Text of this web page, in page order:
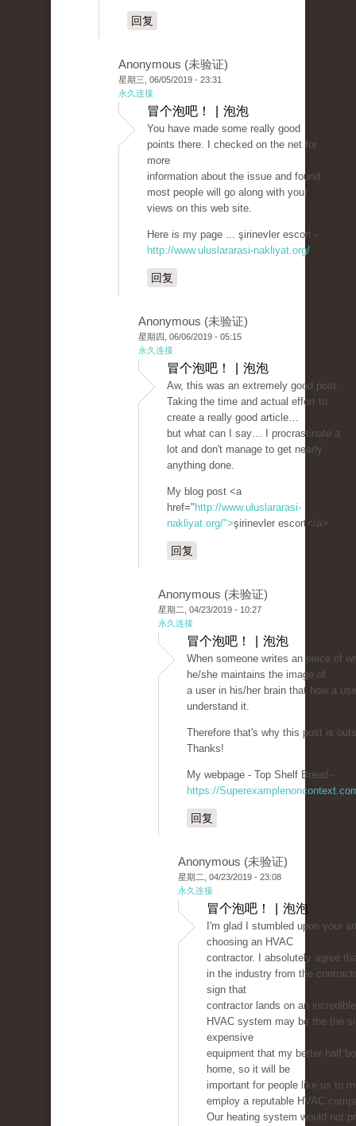
回复
Anonymous (未验证)
星期三, 06/05/2019 - 23:31
永久连接
冒个泡吧！ | 泡泡
You have made some really good
points there. I checked on the net for
more
information about the issue and found
most people will go along with your
views on this web site.
Here is my page ... şirinevler escort -
http://www.uluslararasi-nakliyat.org/
回复
Anonymous (未验证)
星期四, 06/06/2019 - 05:15
永久连接
冒个泡吧！ | 泡泡
Aw, this was an extremely good post.
Taking the time and actual effort to
create a really good article…
but what can I say… I procrastinate a
lot and don't manage to get nearly
anything done.
My blog post <a
href=" http://www.uluslararasi-
nakliyat.org/">şirinevler escort</a>
回复
Anonymous (未验证)
星期二, 04/23/2019 - 10:27
永久连接
冒个泡吧！ | 泡泡
When someone writes an piece of
he/she maintains the image of
a user in his/her brain that how a
understand it.
Therefore that's why this post is
Thanks!
My webpage - Top Shelf Bread -
https://
回复
Anonymous (未验证)
星期二, 04/23/2019 - 23:08
永久连接
冒个泡吧！ | 泡泡
I'm glad I stumbled upon your
choosing an HVAC
contractor. I absolutely agree
in the industry from the
sign that
contractor lands on an
HVAC system may be the the
expensive
equipment that my better half
home, so it will be
important for people like us to
employ a reputable HVAC
Our heating system would not